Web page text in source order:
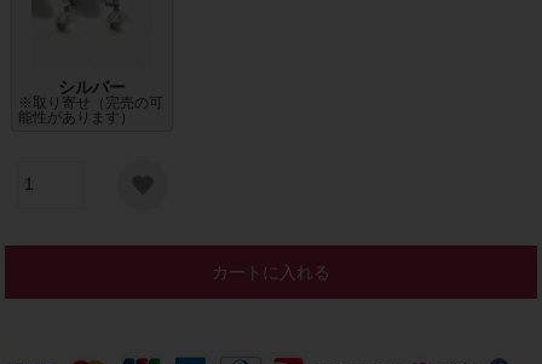
シルバー
※取り寄せ（完売の可
能性があります）
カートに入れる